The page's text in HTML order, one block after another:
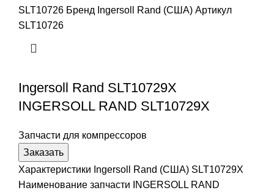
SLT10726 Бренд Ingersoll Rand (США) Артикул
SLT10726
Ingersoll Rand SLT10729X
INGERSOLL RAND SLT10729X
Запчасти для компрессоров
Заказать
Характеристики Ingersoll Rand (США) SLT10729X
Наименование запчасти INGERSOLL RAND